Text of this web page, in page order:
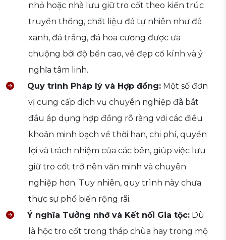
nhỏ hoặc nhà lưu giữ tro cốt theo kiến trúc
truyền thống, chất liệu đá tự nhiên như đá
xanh, đá trắng, đá hoa cương được ưa
chuộng bởi độ bền cao, vẻ đẹp cổ kính và ý
nghĩa tâm linh.
Quy trình Pháp lý và Hợp đồng: Một số đơn
vị cung cấp dịch vụ chuyên nghiệp đã bắt
đầu áp dụng hợp đồng rõ ràng với các điều
khoản minh bạch về thời hạn, chi phí, quyền
lợi và trách nhiệm của các bên, giúp việc lưu
giữ tro cốt trở nên văn minh và chuyên
nghiệp hơn. Tuy nhiên, quy trình này chưa
thực sự phổ biến rộng rãi.
Ý nghĩa Tưởng nhớ và Kết nối Gia tộc: Dù
là hộc tro cốt trong tháp chùa hay trong mộ